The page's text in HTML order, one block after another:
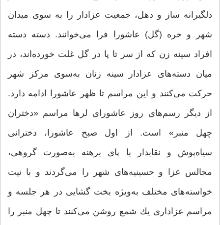
دلگیرانه ساز و دهل، جمعیت عزادار را به سوی میدان
شهر و خره (گل) عاشورا فرا می‌خوانند. دسته دسته
افراد سینه زن كه از سر تا پا در گل غلت خورده‌اند، در
میان دسته‌های عزادار سینه زنان به‌سوی مركز شهر
حركت می‌كنند و این مراسم تا ظهر عاشورا ادامه دارد.
از دیگر رسم‌های روز عاشورای لرها مراسم «دختران
چهل منبر» است. از اول صبح عاشورا، دخترانی
سیاه‌پوش و نقابدار با پای برهنه به‌صورت گروهی،
مجالس عزا و حسینیه‌های شهر را می‌گردند و با نیت
خواسته‌های مختلف به‌ویژه بخت گشایی در هر جلسه و
مراسم عزاداری یك شمع روشن می‌كنند تا چهل منبر را